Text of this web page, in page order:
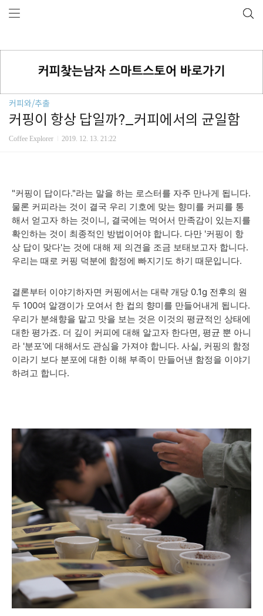
커피와/추출
커핑이 항상 답일까?_커피에서의 균일함
Coffee Explorer 2019. 12. 13. 21:22
"커핑이 답이다."라는 말을 하는 로스터를 자주 만나게 됩니다.
물론 커피라는 것이 결국 우리 기호에 맞는 향미를 커피를 통
해서 얻고자 하는 것이니, 결국에는 먹어서 만족감이 있는지를
확인하는 것이 최종적인 방법이어야 합니다. 다만 '커핑이 항
상 답이 맞다'는 것에 대해 제 의견을 조금 보태보고자 합니다.
우리는 때로 커핑 덕분에 함정에 빠지기도 하기 때문입니다.
결론부터 이야기하자면 커핑에서는 대략 개당 0.1g 전후의 원
두 100여 알갱이가 모여서 한 컵의 향미를 만들어내게 됩니다.
우리가 분쇄향을 맡고 맛을 보는 것은 이것의 평균적인 상태에
대한 평가죠. 더 깊이 커피에 대해 알고자 한다면, 평균 뿐 아니
라 '분포'에 대해서도 관심을 가져야 합니다. 사실, 커핑의 함정
이라기 보다 분포에 대한 이해 부족이 만들어낸 함정을 이야기
하려고 합니다.